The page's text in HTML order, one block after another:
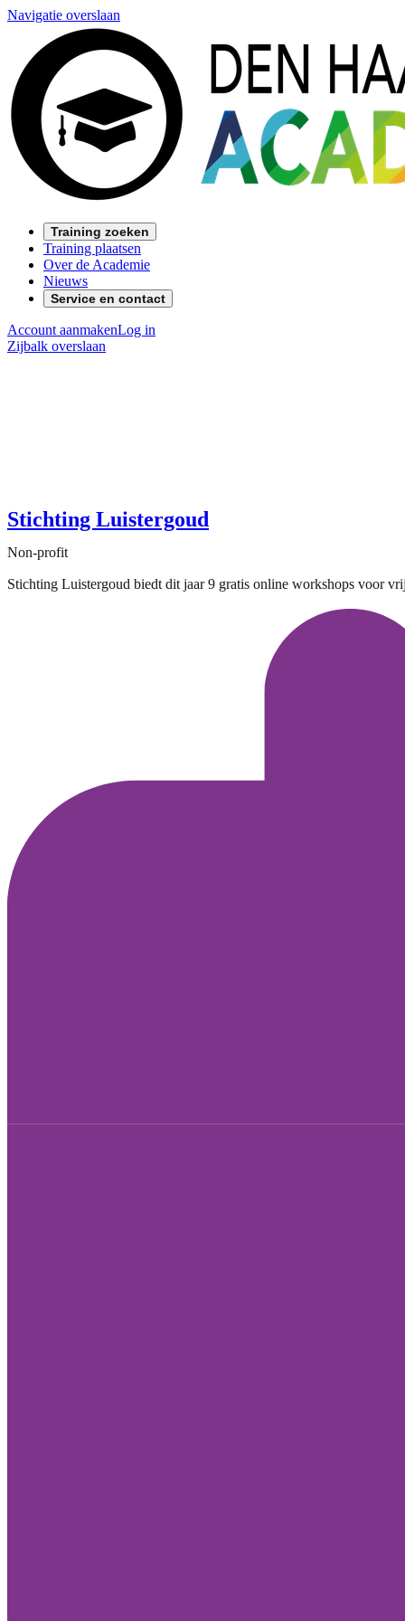
Navigatie overslaan
Training zoeken
Training plaatsen
Over de Academie
Nieuws
Service en contact
Account aanmakenLog in
Zijbalk overslaan
Stichting Luistergoud
Non-profit
Stichting Luistergoud biedt dit jaar 9 gratis online workshops voor